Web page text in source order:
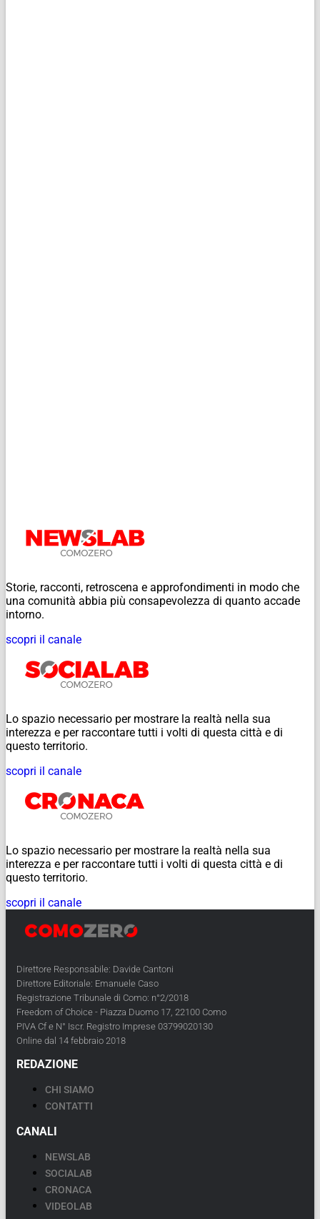
Storie, racconti, retroscena e approfondimenti in modo che
una comunità abbia più consapevolezza di quanto accade
intorno.
scopri il canale
Lo spazio necessario per mostrare la realtà nella sua
interezza e per raccontare tutti i volti di questa città e di
questo territorio.
scopri il canale
Lo spazio necessario per mostrare la realtà nella sua
interezza e per raccontare tutti i volti di questa città e di
questo territorio.
scopri il canale
Direttore Responsabile: Davide Cantoni
Direttore Editoriale: Emanuele Caso
Registrazione Tribunale di Como: n°2/2018
Freedom of Choice - Piazza Duomo 17, 22100 Como
PIVA Cf e N° Iscr. Registro Imprese 03799020130
Online dal 14 febbraio 2018
REDAZIONE
CHI SIAMO
CONTATTI
CANALI
NEWSLAB
SOCIALAB
CRONACA
VIDEOLAB